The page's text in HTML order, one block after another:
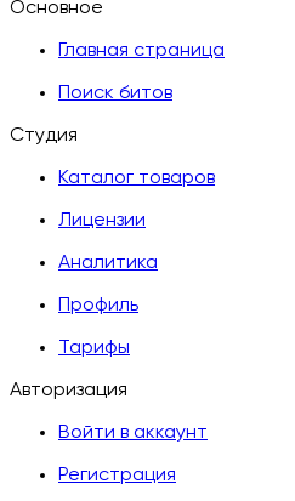
Основное
Главная страница
Поиск битов
Студия
Каталог товаров
Лицензии
Аналитика
Профиль
Тарифы
Авторизация
Войти в аккаунт
Регистрация